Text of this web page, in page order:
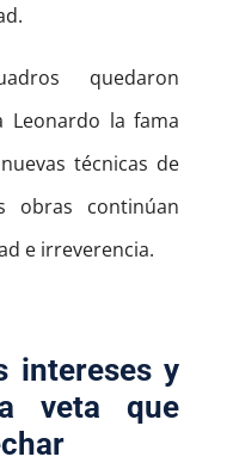
quedaron
Leonardo la fama
técnicas de
obras continúan
e irreverencia.
intereses y
veta que